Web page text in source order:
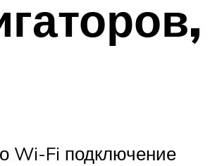
Wi-Fi подключение